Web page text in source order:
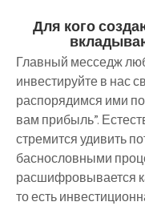
Для кого
Главный месседж
инвестируйте в нас
распорядимся ими
вам прибыль”.
стремится удивить
баснословными
расшифровывается
то есть